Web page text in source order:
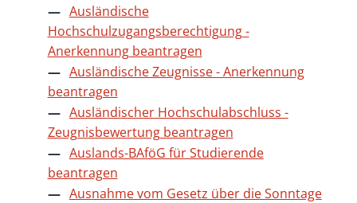
Ausländische
Hochschulzugangsberechtigung -
Anerkennung beantragen
Ausländische Zeugnisse - Anerkennung
beantragen
Ausländischer Hochschulabschluss -
Zeugnisbewertung beantragen
Auslands-BAföG für Studierende
beantragen
Ausnahme vom Gesetz über die Sonntage